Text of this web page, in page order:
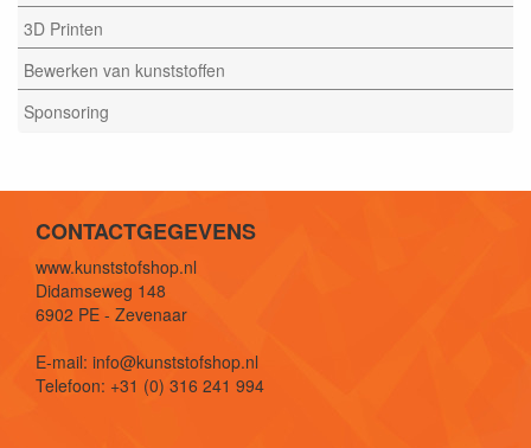
3D Printen
Bewerken van kunststoffen
Sponsoring
CONTACTGEGEVENS
www.kunststofshop.nl
Didamseweg 148
6902 PE - Zevenaar
E-mail: info@kunststofshop.nl
Telefoon: +31 (0) 316 241 994